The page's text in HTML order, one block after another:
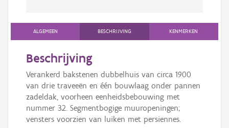
ALGEMEEN BESCHRIJVING KENMERKEN
Beschrijving
Verankerd bakstenen dubbelhuis van circa 1900
van drie traveeën en één bouwlaag onder pannen
zadeldak, voorheen eenheidsbebouwing met
nummer 32. Segmentbogige muuropeningen;
vensters voorzien van luiken met persiennes.